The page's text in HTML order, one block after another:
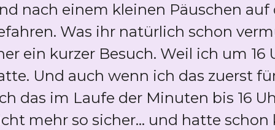
nach einem kleinen Päuschen
Was ihr natürlich schon
ein kurzer Besuch. Weil ich um
Und auch wenn ich das zuerst
das im Laufe der Minuten bis 16
mehr so sicher... und hatte